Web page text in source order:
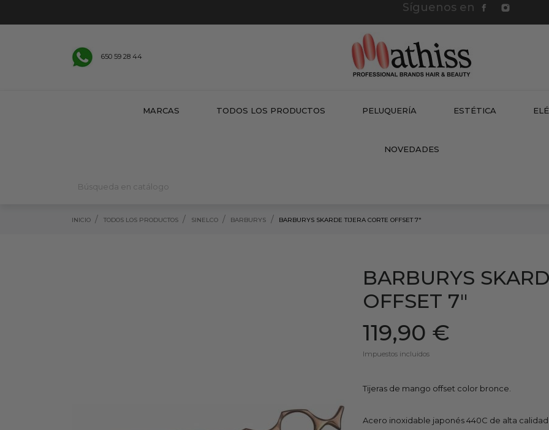
Síguenos en
650 59 28 44
MARCAS TODOS LOS PRODUCTOS PELUQUERÍA ESTÉTICA
NOVEDADES
INICIO TODOS LOS PRODUCTOS SINELCO BARBURYS BARBURYS SKARDE TIJERA CORTE OFFSET 7"
BARBURYS
OFFSET 7"
119,90 €
Impuestos incluidos
Tijeras de mango offset color bronce.
Acero inoxidable japonés 440C de alta